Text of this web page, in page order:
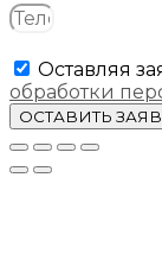
Оставляя
обработки
ОСТАВИТЬ